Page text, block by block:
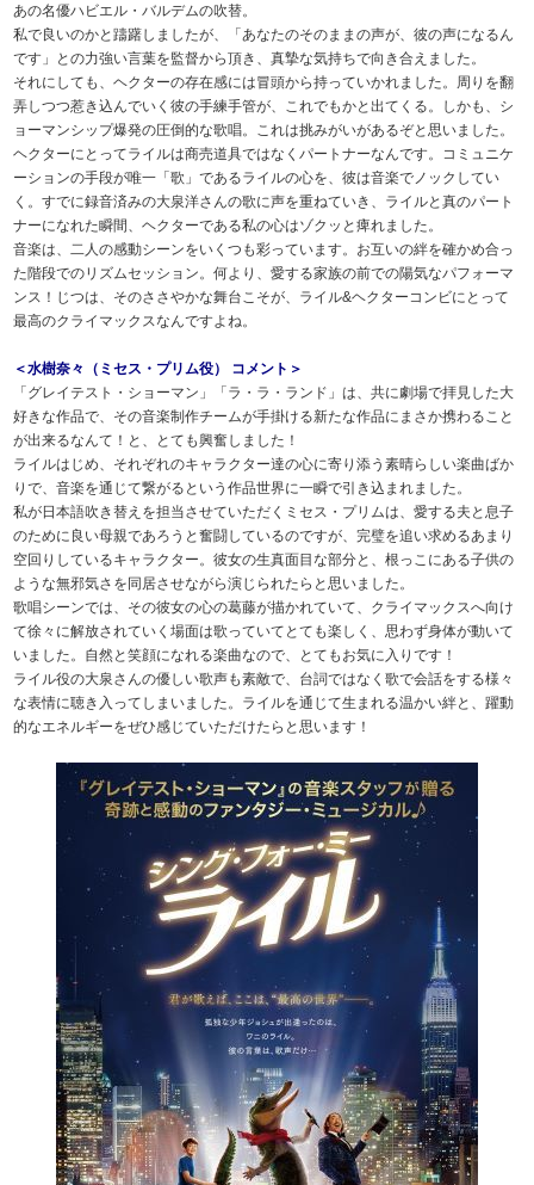
あの名優ハビエル・バルデムの吹替。
私で良いのかと躊躇しましたが、「あなたのそのままの声が、彼の声になるん
です」との力強い言葉を監督から頂き、真摯な気持ちで向き合えました。
それにしても、ヘクターの存在感には冒頭から持っていかれました。周りを翻
弄しつつ惹き込んでいく彼の手練手管が、これでもかと出てくる。しかも、シ
ョーマンシップ爆発の圧倒的な歌唱。これは挑みがいがあるぞと思いました。
ヘクターにとってライルは商売道具ではなくパートナーなんです。コミュニケ
ーションの手段が唯一「歌」であるライルの心を、彼は音楽でノックしてい
く。すでに録音済みの大泉洋さんの歌に声を重ねていき、ライルと真のパート
ナーになれた瞬間、ヘクターである私の心はゾクッと痺れました。
音楽は、二人の感動シーンをいくつも彩っています。お互いの絆を確かめ合っ
た階段でのリズムセッション。何より、愛する家族の前での陽気なパフォーマ
ンス！じつは、そのささやかな舞台こそが、ライル&ヘクターコンビにとって
最高のクライマックスなんですよね。
＜水樹奈々（ミセス・プリム役） コメント＞
「グレイテスト・ショーマン」「ラ・ラ・ランド」は、共に劇場で拝見した大
好きな作品で、その音楽制作チームが手掛ける新たな作品にまさか携わること
が出来るなんて！と、とても興奮しました！
ライルはじめ、それぞれのキャラクター達の心に寄り添う素晴らしい楽曲ばか
りで、音楽を通じて繋がるという作品世界に一瞬で引き込まれました。
私が日本語吹き替えを担当させていただくミセス・プリムは、愛する夫と息子
のために良い母親であろうと奮闘しているのですが、完璧を追い求めるあまり
空回りしているキャラクター。彼女の生真面目な部分と、根っこにある子供の
ような無邪気さを同居させながら演じられたらと思いました。
歌唱シーンでは、その彼女の心の葛藤が描かれていて、クライマックスへ向け
て徐々に解放されていく場面は歌っていてとても楽しく、思わず身体が動いて
いました。自然と笑顔になれる楽曲なので、とてもお気に入りです！
ライル役の大泉さんの優しい歌声も素敵で、台詞ではなく歌で会話をする様々
な表情に聴き入ってしまいました。ライルを通じて生まれる温かい絆と、躍動
的なエネルギーをぜひ感じていただけたらと思います！